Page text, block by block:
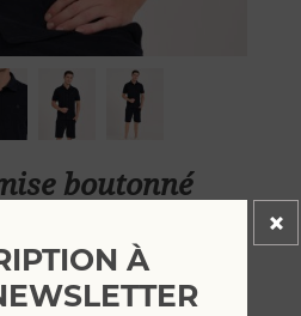
boutonné
€
À